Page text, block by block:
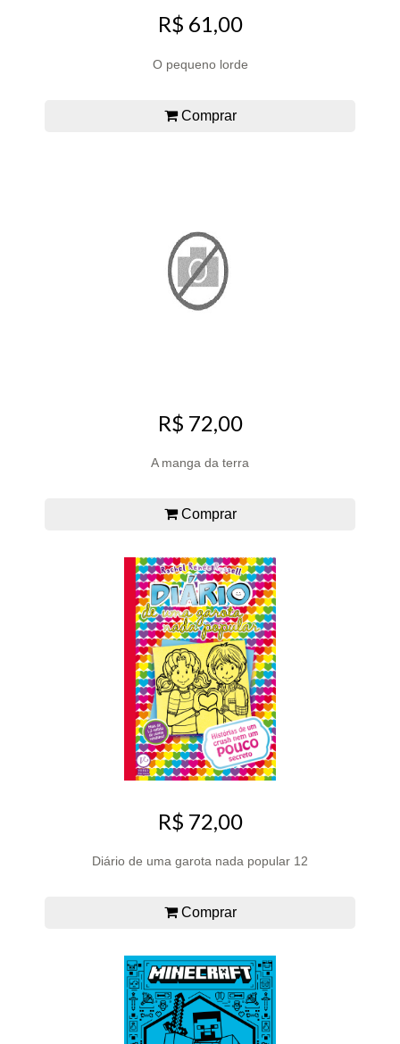
R$ 61,00
O pequeno lorde
Comprar
R$ 72,00
A manga da terra
Comprar
R$ 72,00
Diário de uma garota nada popular 12
Comprar